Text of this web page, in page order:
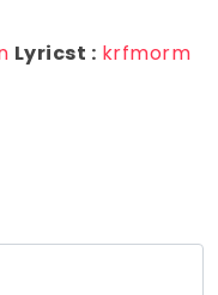
Lyricst : krfmorm